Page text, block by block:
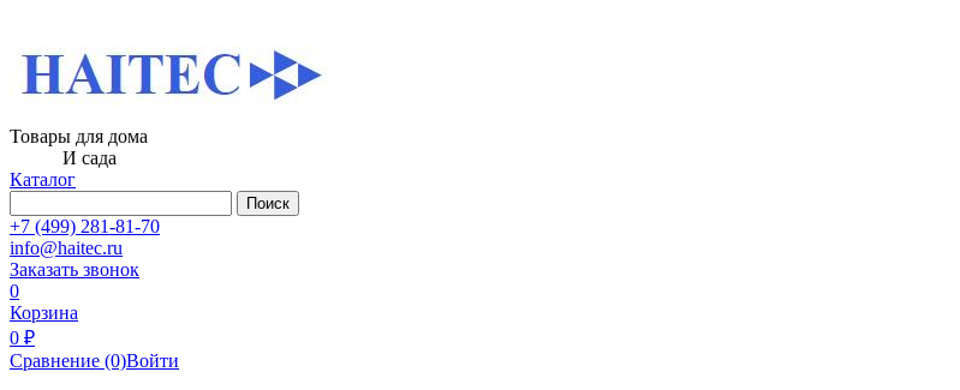
Товары для дома
И сада
Каталог
Поиск
+7 (499) 281-81-70
info@haitec.ru
Заказать звонок
0
Корзина
0 ₽
Сравнение (0)Войти